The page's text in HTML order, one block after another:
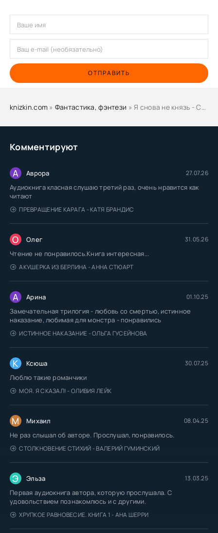
Комментируют
А Аврора 27.07.26
Аудиокнига класная слушаю третий раз, очень нравится как
читают
ПРЕВРАЩЕНИЕ КАРАГА - КАТЯ БРАНДИС
О Олег 31.05.26
Чтение не понравилось.Книга интересная...
АКУШЕРКА ИЗ БЕРЛИНА - АННА СТЮАРТ
А Арина 01.10.25
Замечательная трилогия - любовь со смертью, истинное
наказание, любимая для монстра - понравились
ИСТИННОЕ НАКАЗАНИЕ - ОЛЬГА ГУСЕЙНОВА
К Ксюша 30.07.25
Люблю такие романчики
МОЯ. Я СКАЗАЛ! - ОЛИВИЯ ЛЕЙК
М Михаил 08.04.25
Не раз слышал об авторе. Прослушал, понравилось.
СТОЛКНОВЕНИЕ СТИХИЙ - ВАЛЕРИЙ ГУМИНСКИЙ
Э Эльза 13.03.25
Первая аудиокнига автора, которую прослушала. С
удовольствием познакомлюсь и с другими.
ХРУПКОЕ РАВНОВЕСИЕ. КНИГА 1 - АНА ШЕРРИ
ОТПРАВИТЬ
knizkin.com » Фантастика, фэнтези » Я снова не князь - Сириус Дрейк